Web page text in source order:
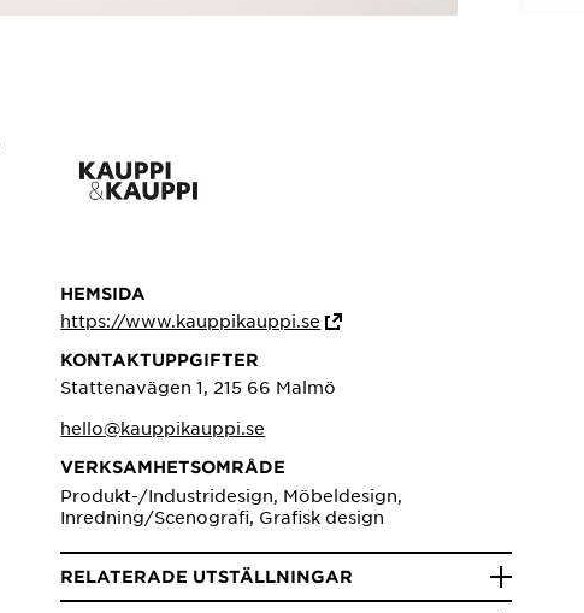
HEMSIDA
https://www.kauppikauppi.se
KONTAKTUPPGIFTER
Stattenavägen 1, 215 66 Malmö
hello@kauppikauppi.se
VERKSAMHETSOMRÅDE
Produkt-/Industridesign, Möbeldesign,
Inredning/Scenografi, Grafisk design
RELATERADE UTSTÄLLNINGAR